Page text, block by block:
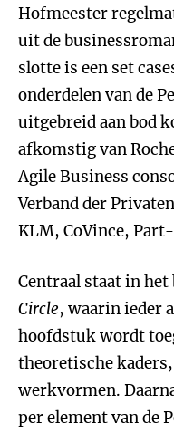
Hofmeester
uit de
slotte is een set
onderdelen van de
uitgebreid aan bod
afkomstig van
Agile Business
Verband der
KLM, CoVince,
Centraal staat in het
Circle, waarin ieder
hoofdstuk wordt
theoretische
werkvormen.
per element van de